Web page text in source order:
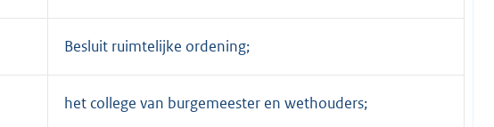
Besluit ruimtelijke ordening;
het college van burgemeester en wethouders;